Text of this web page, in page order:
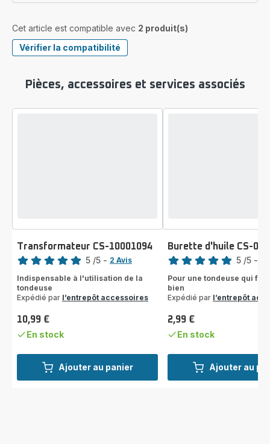
Cet article est compatible avec 2 produit(s)
Vérifier la compatibilité
Pièces, accessoires et services associés
Ajouter au panier
Transformateur CS-10001094
Note
5
étoiles
5 /5 - 2 Avis
Indispensable à l'utilisation de la
tondeuse
Expédié par l’entrepôt accessoires
Prix
10,99 €
En stock
Ajouter au
Burette d'huile CS-
Note
5
étoiles
5 /5 -
Pour une tondeuse qui
bien
Expédié par l’entrepôt
Prix
2,99 €
En stock